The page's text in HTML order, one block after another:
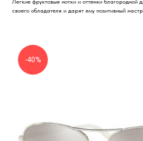
своего обладателя и дарят ему позитивный
-40%